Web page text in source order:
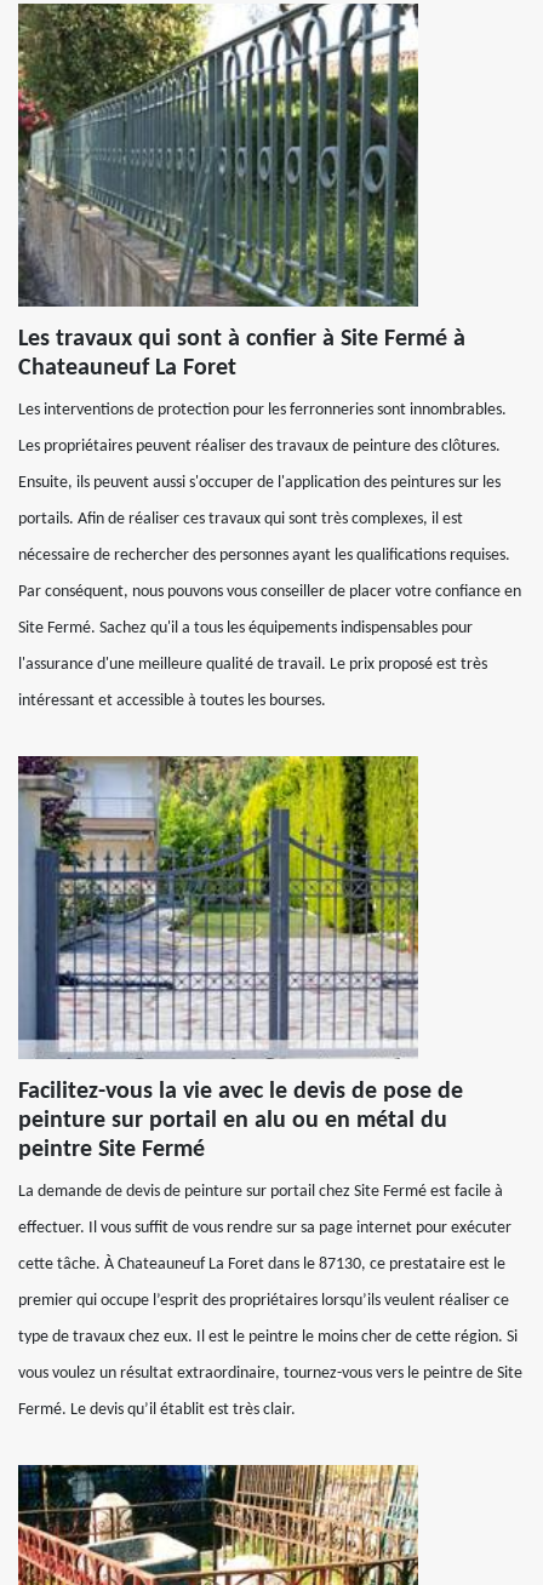
Les travaux qui sont à confier à Site Fermé à
Chateauneuf La Foret
Les interventions de protection pour les ferronneries sont innombrables.
Les propriétaires peuvent réaliser des travaux de peinture des clôtures.
Ensuite, ils peuvent aussi s'occuper de l'application des peintures sur les
portails. Afin de réaliser ces travaux qui sont très complexes, il est
nécessaire de rechercher des personnes ayant les qualifications requises.
Par conséquent, nous pouvons vous conseiller de placer votre confiance en
Site Fermé. Sachez qu'il a tous les équipements indispensables pour
l'assurance d'une meilleure qualité de travail. Le prix proposé est très
intéressant et accessible à toutes les bourses.
Facilitez-vous la vie avec le devis de pose de
peinture sur portail en alu ou en métal du
peintre Site Fermé
La demande de devis de peinture sur portail chez Site Fermé est facile à
effectuer. Il vous suffit de vous rendre sur sa page internet pour exécuter
cette tâche. À Chateauneuf La Foret dans le 87130, ce prestataire est le
premier qui occupe l’esprit des propriétaires lorsqu’ils veulent réaliser ce
type de travaux chez eux. Il est le peintre le moins cher de cette région. Si
vous voulez un résultat extraordinaire, tournez-vous vers le peintre de Site
Fermé. Le devis qu’il établit est très clair.